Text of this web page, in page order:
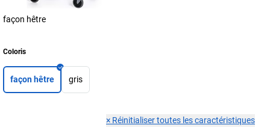
façon hêtre
Coloris
façon hêtre gris
× Réinitialiser toutes les caractéristiques